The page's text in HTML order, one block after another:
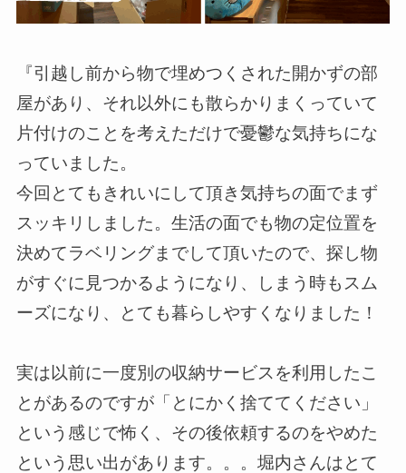
『引越し前から物で埋めつくされた開かずの部
屋があり、それ以外にも散らかりまくっていて
片付けのことを考えただけで憂鬱な気持ちにな
っていました。
今回とてもきれいにして頂き気持ちの面でまず
スッキリしました。生活の面でも物の定位置を
決めてラベリングまでして頂いたので、探し物
がすぐに見つかるようになり、しまう時もスム
ーズになり、とても暮らしやすくなりました！
実は以前に一度別の収納サービスを利用したこ
とがあるのですが「とにかく捨ててください」
という感じで怖く、その後依頼するのをやめた
という思い出があります。。。堀内さんはとて